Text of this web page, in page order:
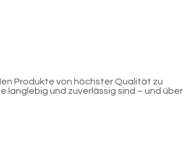
Produkte von höchster Qualität zu
langlebig und zuverlässig sind – und über